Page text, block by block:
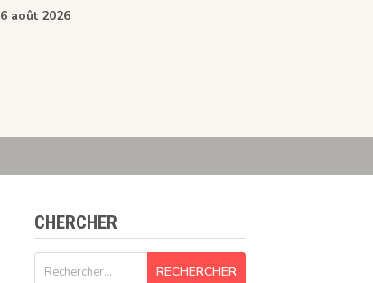
Passer
6 août 2026
CHERCHER
Rechercher :